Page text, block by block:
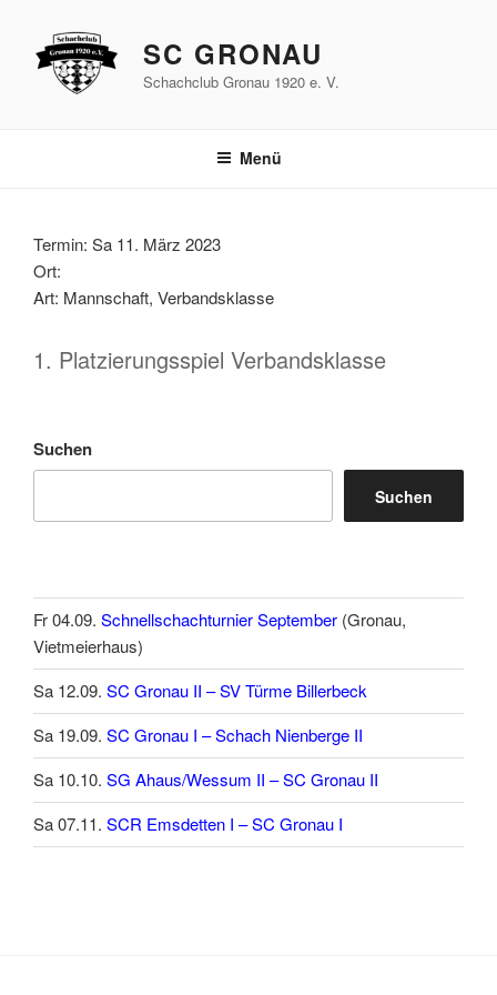
springen
SC GRONAU
Schachclub Gronau 1920 e. V.
Menü
Termin: Sa 11. März 2023
Ort:
Art: Mannschaft, Verbandsklasse
1. Platzierungsspiel Verbandsklasse
Suchen
Suchen
Fr 04.09. Schnellschachturnier September (Gronau,
Vietmeierhaus)
Sa 12.09. SC Gronau II – SV Türme Billerbeck
Sa 19.09. SC Gronau I – Schach Nienberge II
Sa 10.10. SG Ahaus/Wessum II – SC Gronau II
Sa 07.11. SCR Emsdetten I – SC Gronau I